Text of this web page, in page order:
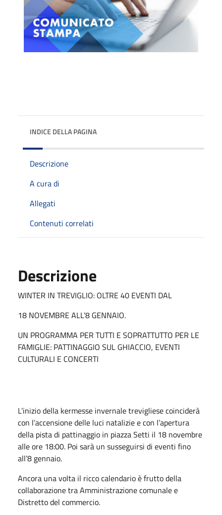
INDICE DELLA PAGINA
Descrizione
A cura di
Allegati
Contenuti correlati
Descrizione
WINTER IN TREVIGLIO: OLTRE 40 EVENTI DAL
18 NOVEMBRE ALL’8 GENNAIO.
UN PROGRAMMA PER TUTTI E SOPRATTUTTO PER LE
FAMIGLIE: PATTINAGGIO SUL GHIACCIO, EVENTI
CULTURALI E CONCERTI
L’inizio della kermesse invernale trevigliese coinciderà
con l’accensione delle luci natalizie e con l’apertura
della pista di pattinaggio in piazza Setti il 18 novembre
alle ore 18:00. Poi sarà un susseguirsi di eventi fino
all’8 gennaio.
Ancora una volta il ricco calendario è frutto della
collaborazione tra Amministrazione comunale e
Distretto del commercio.